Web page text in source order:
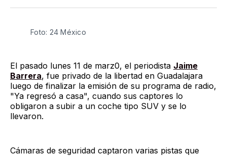
TwitterFacebook
LinkedIn
Email
Foto: 24 México
El pasado lunes 11 de marz0, el periodista Jaime
Barrera, fue privado de la libertad en Guadalajara
luego de finalizar la emisión de su programa de radio,
"Ya regresó a casa", cuando sus captores lo
obligaron a subir a un coche tipo SUV y se lo
llevaron.
Cámaras de seguridad captaron varias pistas que